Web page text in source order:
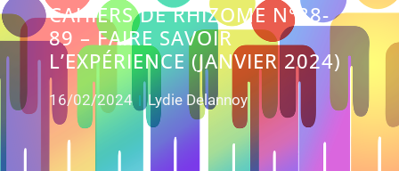
CAHIERS DE RHIZOME N°88-
89 – FAIRE SAVOIR
L’EXPÉRIENCE (JANVIER 2024)
16/02/2024 Lydie Delannoy